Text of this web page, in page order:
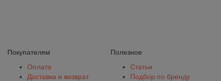
Покупателям
Оплата
Доставка и возврат
Полезное
Статьи
Подбор по бренду